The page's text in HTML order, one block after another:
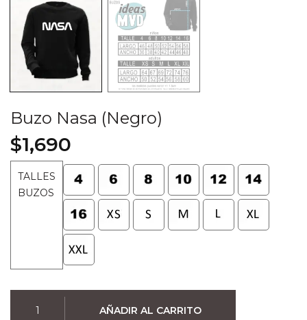
Buzo Nasa (Negro)
$1,690
TALLES
BUZOS
AÑADIR AL CARRITO